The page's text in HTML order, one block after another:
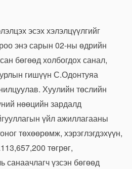
эсэх хэлэлцүүлгийг
энэ сарын 02-ны өдрийн
бөгөөд холбогдох санал,
гишүүн С.Одонтуяа
Хуулийн төслийн
нөөцийн зардалд
үйл ажиллагааны
төхөөрөмж, хэрэглэгдэхүүн,
төгрөг,
санаачлагч үзсэн бөгөөд